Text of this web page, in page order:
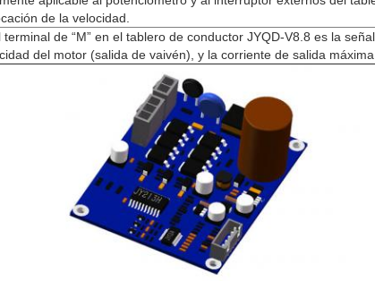
de la velocidad.
terminal de “M” en el tablero de conductor JYQD-V8.8 es la
del motor (salida de vaivén), y la corriente de salida